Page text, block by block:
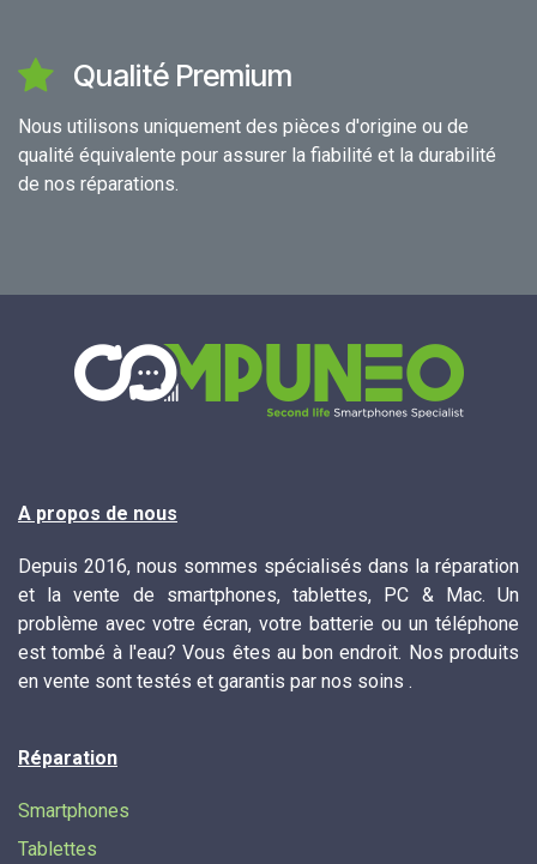
Qualité Premium
Nous utilisons uniquement des pièces d'origine ou de
qualité équivalente pour assurer la fiabilité et la durabilité
de nos réparations.
A propos de nous
Depuis 2016, nous sommes spécialisés dans la réparation
et la vente de smartphones, tablettes, PC & Mac. Un
problème avec votre écran, votre batterie ou un téléphone
est tombé à l'eau? Vous êtes au bon endroit. Nos produits
en vente sont testés et garantis par nos soins .
Réparation
Smartphones
Tablettes